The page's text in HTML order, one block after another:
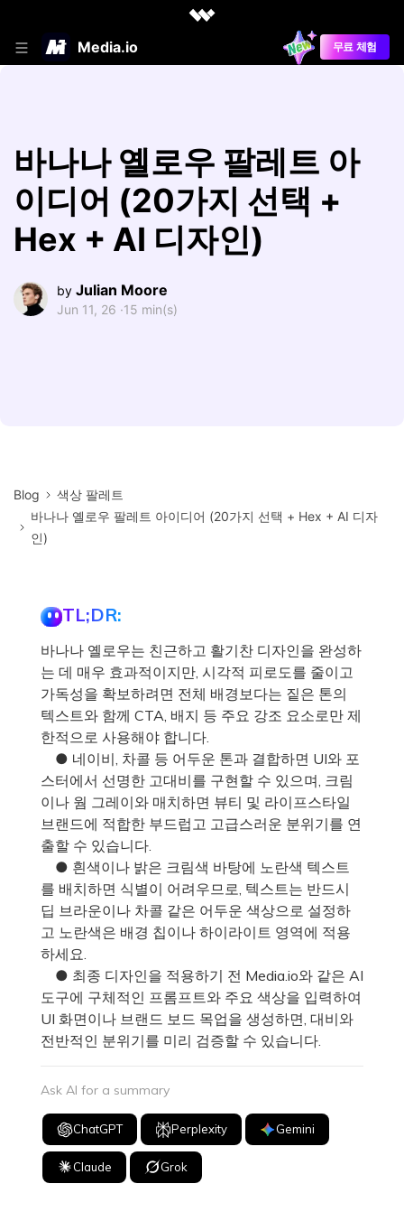
Media.io 무료 체험
바나나 옐로우 팔레트 아
이디어 (20가지 선택 +
Hex + AI 디자인)
by Julian Moore
Jun 11, 26 ·15 min(s)
Blog
색상 팔레트
바나나 옐로우 팔레트 아이디어 (20가지 선택 + Hex + AI 디자
인)
TL;DR:
바나나 옐로우는 친근하고 활기찬 디자인을 완성하
는 데 매우 효과적이지만, 시각적 피로도를 줄이고
가독성을 확보하려면 전체 배경보다는 짙은 톤의
텍스트와 함께 CTA, 배지 등 주요 강조 요소로만 제
한적으로 사용해야 합니다.
● 네이비, 차콜 등 어두운 톤과 결합하면 UI와 포
스터에서 선명한 고대비를 구현할 수 있으며, 크림
이나 웜 그레이와 매치하면 뷰티 및 라이프스타일
브랜드에 적합한 부드럽고 고급스러운 분위기를 연
출할 수 있습니다.
● 흰색이나 밝은 크림색 바탕에 노란색 텍스트
를 배치하면 식별이 어려우므로, 텍스트는 반드시
딥 브라운이나 차콜 같은 어두운 색상으로 설정하
고 노란색은 배경 칩이나 하이라이트 영역에 적용
하세요.
● 최종 디자인을 적용하기 전 Media.io와 같은 AI
도구에 구체적인 프롬프트와 주요 색상을 입력하여
UI 화면이나 브랜드 보드 목업을 생성하면, 대비와
전반적인 분위기를 미리 검증할 수 있습니다.
Ask AI for a summary
ChatGPT Perplexity Gemini
Claude Grok